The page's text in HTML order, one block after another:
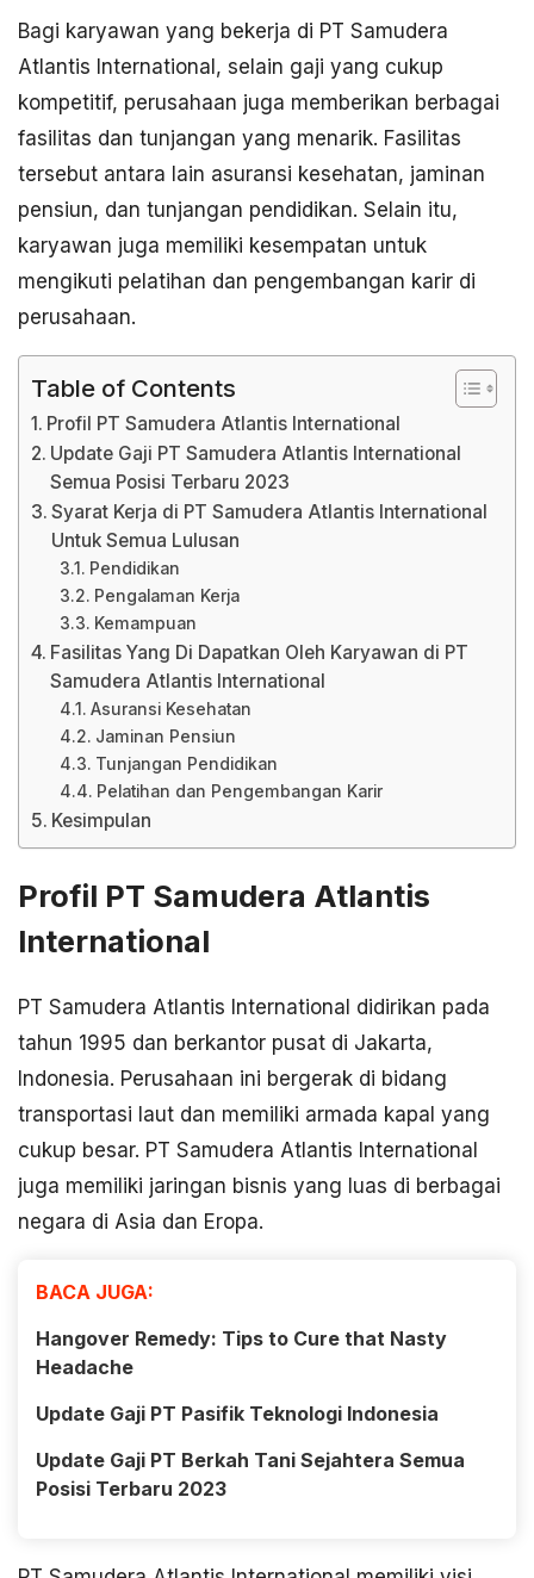
Bagi karyawan yang bekerja di PT Samudera
Atlantis International, selain gaji yang cukup
kompetitif, perusahaan juga memberikan berbagai
fasilitas dan tunjangan yang menarik. Fasilitas
tersebut antara lain asuransi kesehatan, jaminan
pensiun, dan tunjangan pendidikan. Selain itu,
karyawan juga memiliki kesempatan untuk
mengikuti pelatihan dan pengembangan karir di
perusahaan.
Table of Contents
Profil PT Samudera Atlantis International
Update Gaji PT Samudera Atlantis International
Semua Posisi Terbaru 2023
Syarat Kerja di PT Samudera Atlantis International
Untuk Semua Lulusan
Pendidikan
Pengalaman Kerja
Kemampuan
Fasilitas Yang Di Dapatkan Oleh Karyawan di PT
Samudera Atlantis International
Asuransi Kesehatan
Jaminan Pensiun
Tunjangan Pendidikan
Pelatihan dan Pengembangan Karir
Kesimpulan
Profil PT Samudera Atlantis
International
PT Samudera Atlantis International didirikan pada
tahun 1995 dan berkantor pusat di Jakarta,
Indonesia. Perusahaan ini bergerak di bidang
transportasi laut dan memiliki armada kapal yang
cukup besar. PT Samudera Atlantis International
juga memiliki jaringan bisnis yang luas di berbagai
negara di Asia dan Eropa.
BACA JUGA:
Hangover Remedy: Tips to Cure that Nasty
Headache
Update Gaji PT Pasifik Teknologi Indonesia
Update Gaji PT Berkah Tani Sejahtera Semua
Posisi Terbaru 2023